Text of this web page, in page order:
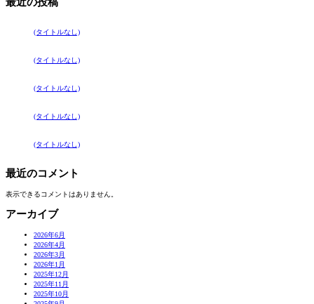
最近の投稿
(タイトルなし)
(タイトルなし)
(タイトルなし)
(タイトルなし)
(タイトルなし)
最近のコメント
表示できるコメントはありません。
アーカイブ
2026年6月
2026年4月
2026年3月
2026年1月
2025年12月
2025年11月
2025年10月